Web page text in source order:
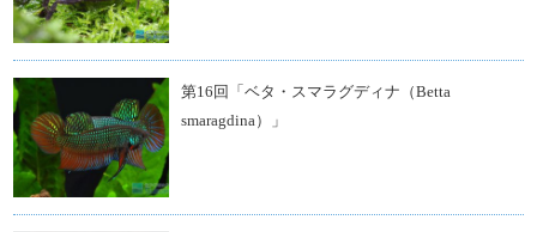
第16回「ベタ・スマラグディナ（Betta
smaragdina）」